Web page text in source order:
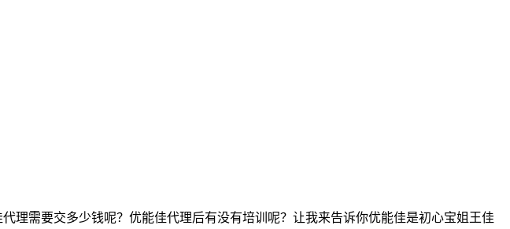
理需要交多少钱呢？优能佳代理后有没有培训呢？让我来告诉你优能佳是初心宝姐王佳